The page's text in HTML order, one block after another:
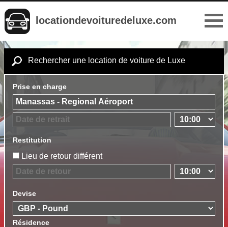
locationdevoituredeluxe.com
Rechercher une location de voiture de Luxe
Prise en charge
Restitution
Lieu de retour différent
Devise
Résidence